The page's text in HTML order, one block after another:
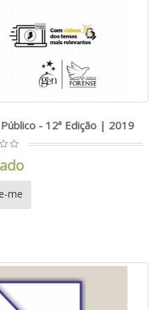
- 12ª Edição | 2019
me